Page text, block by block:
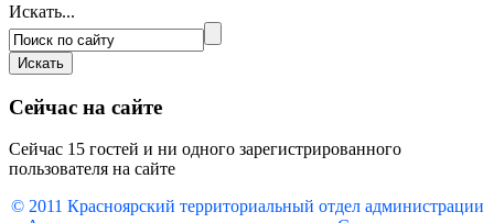
Искать...
Сейчас на сайте
Сейчас 15 гостей и ни одного зарегистрированного
пользователя на сайте
© 2011 Красноярский территориальный отдел администрации